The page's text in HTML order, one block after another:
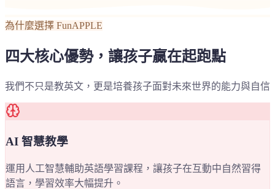
為什麼選擇 FunAPPLE
四大核心優勢，讓孩子贏在起跑點
我們不只是教英文，更是培養孩子面對未來世界的能力與自信
AI 智慧教學
運用人工智慧輔助英語學習課程，讓孩子在互動中自然習得
語言，學習效率大幅提升。